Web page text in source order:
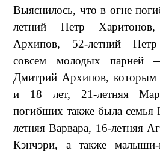
Выяснилось, что в огне
летний Петр
Архипов, 52-летний
совсем молодых
Дмитрий Архипов, которым
и 18 лет, 21-летняя
погибших также была
летняя Варвара, 16-летняя
Кэнчэри, а также